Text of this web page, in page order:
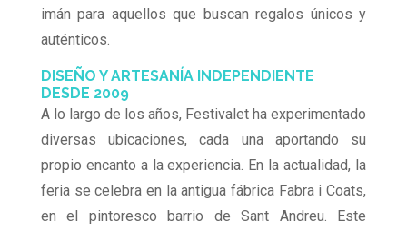
imán para aquellos que buscan regalos únicos y
auténticos.
DISEÑO Y ARTESANÍA INDEPENDIENTE
DESDE 2009
A lo largo de los años, Festivalet ha experimentado
diversas ubicaciones, cada una aportando su
propio encanto a la experiencia. En la actualidad, la
feria se celebra en la antigua fábrica Fabra i Coats,
en el pintoresco barrio de Sant Andreu. Este